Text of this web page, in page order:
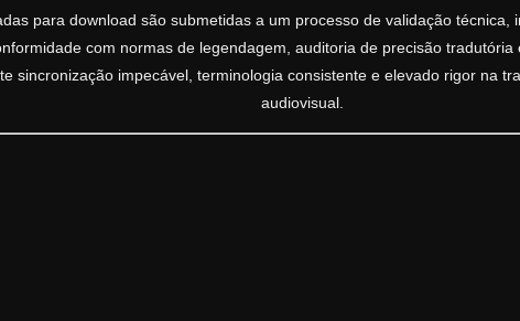
para download são submetidas a um processo de validação técnica,
com normas de legendagem, auditoria de precisão
sincronização impecável, terminologia consistente e elevado rigor na
audiovisual.